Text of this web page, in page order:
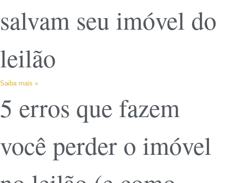
salvam seu imóvel do
leilão
Saiba mais »
5 erros que fazem
você perder o imóvel